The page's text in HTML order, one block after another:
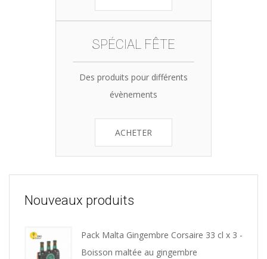
SPÉCIAL FÊTE
Des produits pour différents
évènements
ACHETER
Nouveaux produits
Pack Malta Gingembre Corsaire 33 cl x 3 -
Boisson maltée au gingembre